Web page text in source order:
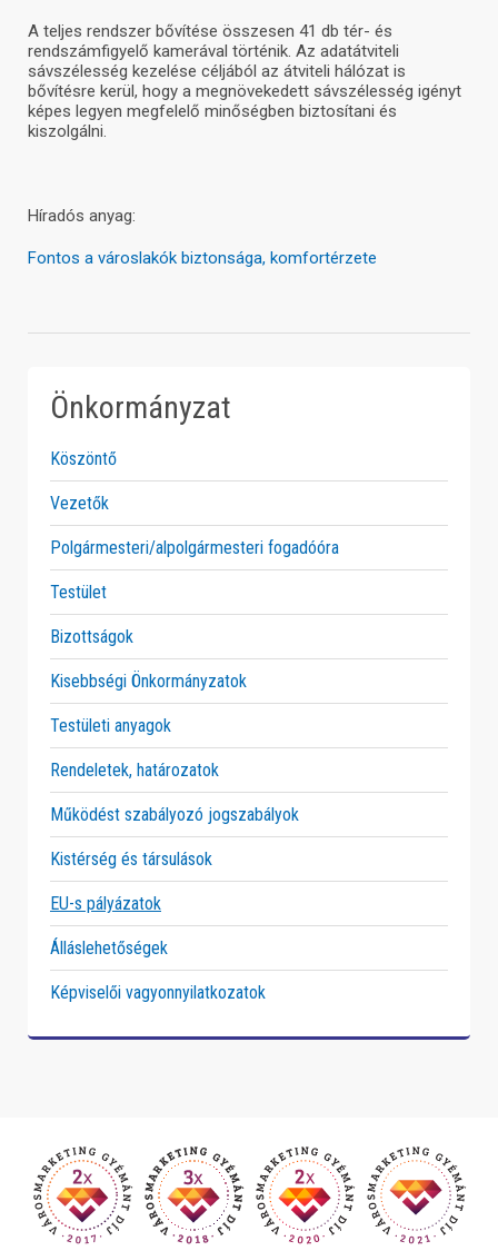
A teljes rendszer bővítése összesen 41 db tér- és
rendszámfigyelő kamerával történik. Az adatátviteli
sávszélesség kezelése céljából az átviteli hálózat is
bővítésre kerül, hogy a megnövekedett sávszélesség igényt
képes legyen megfelelő minőségben biztosítani és
kiszolgálni.
Híradós anyag:
Fontos a városlakók biztonsága, komfortérzete
Önkormányzat
Köszöntő
Vezetők
Polgármesteri/alpolgármesteri fogadóóra
Testület
Bizottságok
Kisebbségi Önkormányzatok
Testületi anyagok
Rendeletek, határozatok
Működést szabályozó jogszabályok
Kistérség és társulások
EU-s pályázatok
Álláslehetőségek
Képviselői vagyonnyilatkozatok